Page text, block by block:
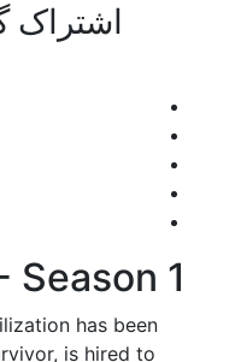
اشتراک
Season 1
has been
is hired to